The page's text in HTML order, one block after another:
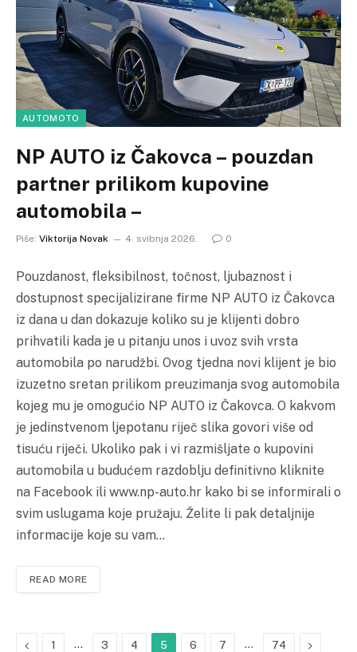
AUTOMOTO
NP AUTO iz Čakovca – pouzdan
partner prilikom kupovine
automobila –
Piše: Viktorija Novak 4. svibnja 2026. 0
Pouzdanost, fleksibilnost, točnost, ljubaznost i
dostupnost specijalizirane firme NP AUTO iz Čakovca
iz dana u dan dokazuje koliko su je klijenti dobro
prihvatili kada je u pitanju unos i uvoz svih vrsta
automobila po narudžbi. Ovog tjedna novi klijent je bio
izuzetno sretan prilikom preuzimanja svog automobila
kojeg mu je omogućio NP AUTO iz Čakovca. O kakvom
je jedinstvenom ljepotanu riječ slika govori više od
tisuću riječi. Ukoliko pak i vi razmišljate o kupovini
automobila u budućem razdoblju definitivno kliknite
na Facebook ili www.np-auto.hr kako bi se informirali o
svim uslugama koje pružaju. Želite li pak detaljnije
informacije koje su vam…
READ MORE
Previous
1 … 3 4 5 6 7 … 74 Next